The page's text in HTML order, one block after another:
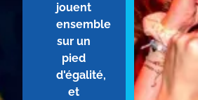
jouent
ensemble
sur un
pied
d'égalité,
et